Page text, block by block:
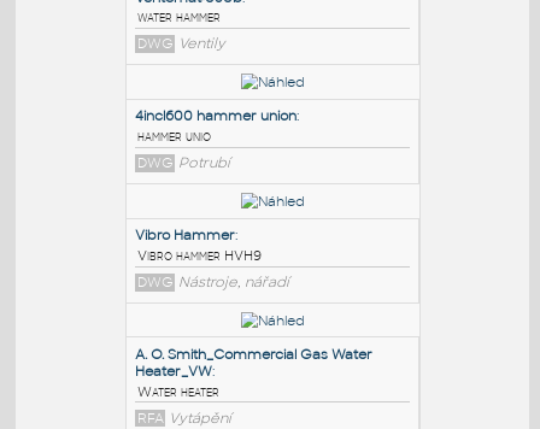
PODOBNÉ BLOKY:
Ventomat-050b:
water hammer
DWG Ventily
4incl600 hammer union
hammer unio
DWG Potrubí